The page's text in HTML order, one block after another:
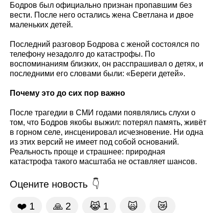
Бодров был официально признан пропавшим без
вести. После него остались жена Светлана и двое
маленьких детей.
Последний разговор Бодрова с женой состоялся по
телефону незадолго до катастрофы. По
воспоминаниям близких, он расспрашивал о детях, и
последними его словами были: «Береги детей».
Почему это до сих пор важно
После трагедии в СМИ годами появлялись слухи о
том, что Бодров якобы выжил: потерял память, живёт
в горном селе, инсценировал исчезновение. Ни одна
из этих версий не имеет под собой оснований.
Реальность проще и страшнее: природная
катастрофа такого масштаба не оставляет шансов.
Оцените новость
❤️ 1 🙏 2 😹 1 🙀 😿